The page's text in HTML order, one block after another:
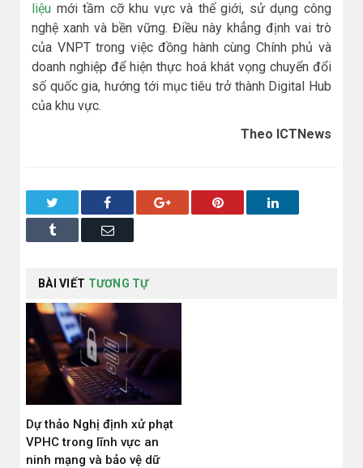
liệu mới tầm cỡ khu vực và thế giới, sử dụng công
nghệ xanh và bền vững. Điều này khẳng định vai trò
của VNPT trong việc đồng hành cùng Chính phủ và
doanh nghiệp để hiện thực hoá khát vọng chuyển đổi
số quốc gia, hướng tới mục tiêu trở thành Digital Hub
của khu vực.
Theo ICTNews
Facebook Google+ Pinterest LinkedIn
Tumblr Email
BÀI VIẾT TƯƠNG TỰ
Dự thảo Nghị định xử phạt
VPHC trong lĩnh vực an
ninh mạng và bảo vệ dữ